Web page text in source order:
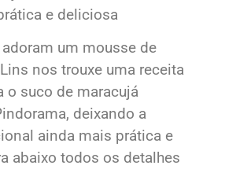
e deliciosa
um mousse de
nos trouxe uma receita
o suco de maracujá
deixando a
ainda mais prática e
abaixo todos os detalhes